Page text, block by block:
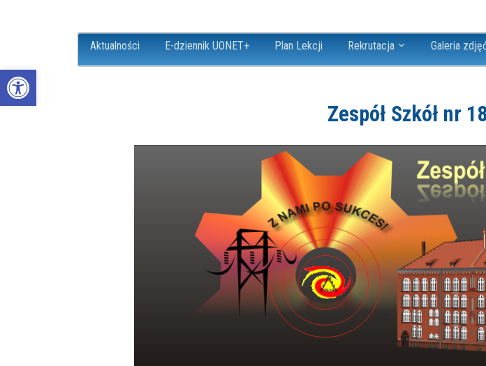
Open toolbar
Aktualności E-dziennik UONET+ Plan Lekcji Rekrutacja Galeria
Zespół Szkół nr